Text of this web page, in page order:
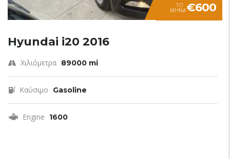
TO
ΜΗΝΑ€600
Hyundai i20 2016
Χιλιόμετρα 89000 mi
Καύσιμο Gasoline
Engine 1600